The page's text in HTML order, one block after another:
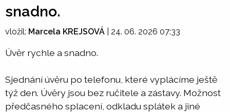
snadno.
vložil: Marcela KREJSOVÁ 24. 06. 2026 07:33
Úvěr rychle a snadno.
Sjednání úvěru po telefonu, které vyplácíme ještě
týž den. Úvěry jsou bez ručitele a zástavy. Možnost
předčasného splacení, odkladu splátek a jiné